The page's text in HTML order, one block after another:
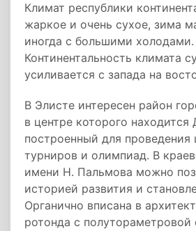
Климат республики
жаркое и очень сухое, зима
иногда с большими холодами.
Континентальность климата
усиливается с запада на
В Элисте интересен район
в центре которого
построенный для
турниров и олимпиад. В
имени Н. Пальмова можно
историей развития и
Органично вписана в
ротонда с полутораметровой